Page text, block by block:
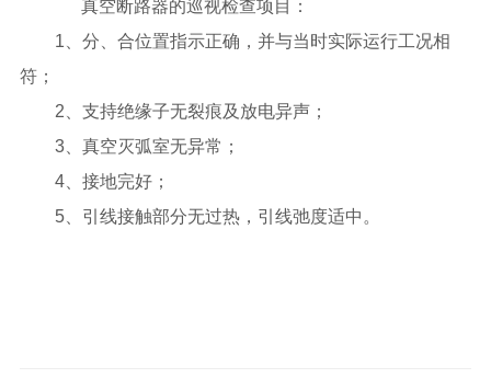
真空断路器的巡视检查项目：
1、分、合位置指示正确，并与当时实际运行工况相
符；
2、支持绝缘子无裂痕及放电异声；
3、真空灭弧室无异常；
4、接地完好；
5、引线接触部分无过热，引线弛度适中。